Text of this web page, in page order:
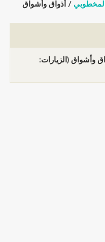
المخطوبي / أذواق وأشواق
وأشواق (الزيارات: